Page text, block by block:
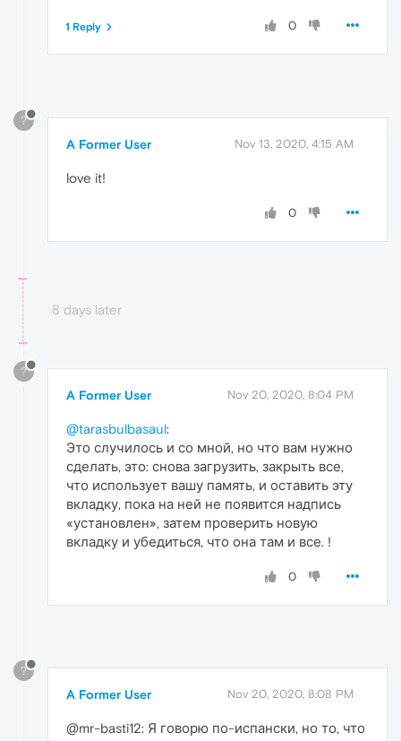
0
1 Reply
?
A Former User Nov 13, 2020, 4:15 AM
love it!
0
8 days later
?
A Former User Nov 20, 2020, 8:04 PM
@tarasbulbasaul:
Это случилось и со мной, но что вам нужно
сделать, это: снова загрузить, закрыть все,
что использует вашу память, и оставить эту
вкладку, пока на ней не появится надпись
«установлен», затем проверить новую
вкладку и убедиться, что она там и все. !
0
?
A Former User Nov 20, 2020, 8:08 PM
@mr-basti12: Я говорю по-испански, но то, что